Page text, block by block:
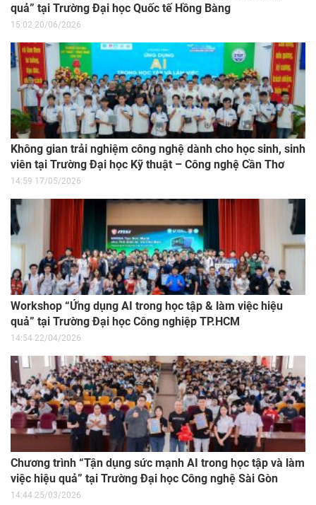
quả” tại Trường Đại học Quốc tế Hồng Bàng
15:02 20/06/2026
Không gian trải nghiệm công nghệ dành cho học sinh, sinh
viên tại Trường Đại học Kỹ thuật – Công nghệ Cần Thơ
14:59 17/05/2026
Workshop “Ứng dụng AI trong học tập & làm việc hiệu
quả” tại Trường Đại học Công nghiệp TP.HCM
14:54 22/04/2026
Chương trình “Tận dụng sức mạnh AI trong học tập và làm
việc hiệu quả” tại Trường Đại học Công nghệ Sài Gòn
14:44 25/03/2026